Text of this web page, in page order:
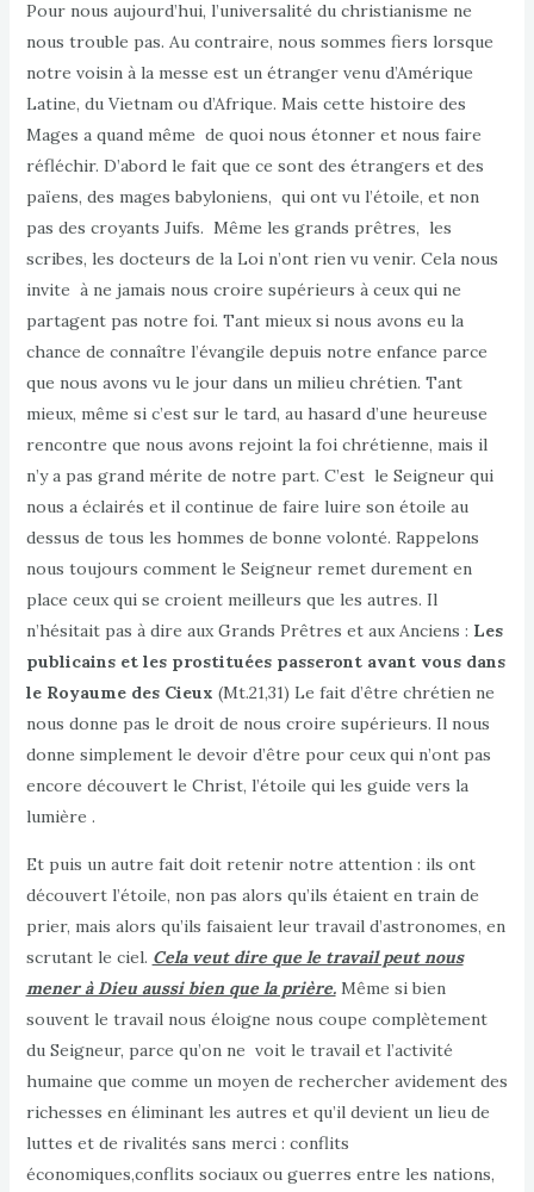
Pour nous aujourd’hui, l’universalité du christianisme ne
nous trouble pas. Au contraire, nous sommes fiers lorsque
notre voisin à la messe est un étranger venu d’Amérique
Latine, du Vietnam ou d’Afrique. Mais cette histoire des
Mages a quand même de quoi nous étonner et nous faire
réfléchir. D’abord le fait que ce sont des étrangers et des
païens, des mages babyloniens, qui ont vu l’étoile, et non
pas des croyants Juifs. Même les grands prêtres, les
scribes, les docteurs de la Loi n’ont rien vu venir. Cela nous
invite à ne jamais nous croire supérieurs à ceux qui ne
partagent pas notre foi. Tant mieux si nous avons eu la
chance de connaître l’évangile depuis notre enfance parce
que nous avons vu le jour dans un milieu chrétien. Tant
mieux, même si c’est sur le tard, au hasard d’une heureuse
rencontre que nous avons rejoint la foi chrétienne, mais il
n’y a pas grand mérite de notre part. C’est le Seigneur qui
nous a éclairés et il continue de faire luire son étoile au
dessus de tous les hommes de bonne volonté. Rappelons
nous toujours comment le Seigneur remet durement en
place ceux qui se croient meilleurs que les autres. Il
n’hésitait pas à dire aux Grands Prêtres et aux Anciens : Les
publicains et les prostituées passeront avant vous dans
le Royaume des Cieux (Mt.21,31) Le fait d’être chrétien ne
nous donne pas le droit de nous croire supérieurs. Il nous
donne simplement le devoir d’être pour ceux qui n’ont pas
encore découvert le Christ, l’étoile qui les guide vers la
lumière .
Et puis un autre fait doit retenir notre attention : ils ont
découvert l’étoile, non pas alors qu’ils étaient en train de
prier, mais alors qu’ils faisaient leur travail d’astronomes, en
scrutant le ciel. Cela veut dire que le travail peut nous
mener à Dieu aussi bien que la prière.Même si bien
souvent le travail nous éloigne nous coupe complètement
du Seigneur, parce qu’on ne voit le travail et l’activité
humaine que comme un moyen de rechercher avidement des
richesses en éliminant les autres et qu’il devient un lieu de
luttes et de rivalités sans merci : conflits
économiques,conflits sociaux ou guerres entre les nations,